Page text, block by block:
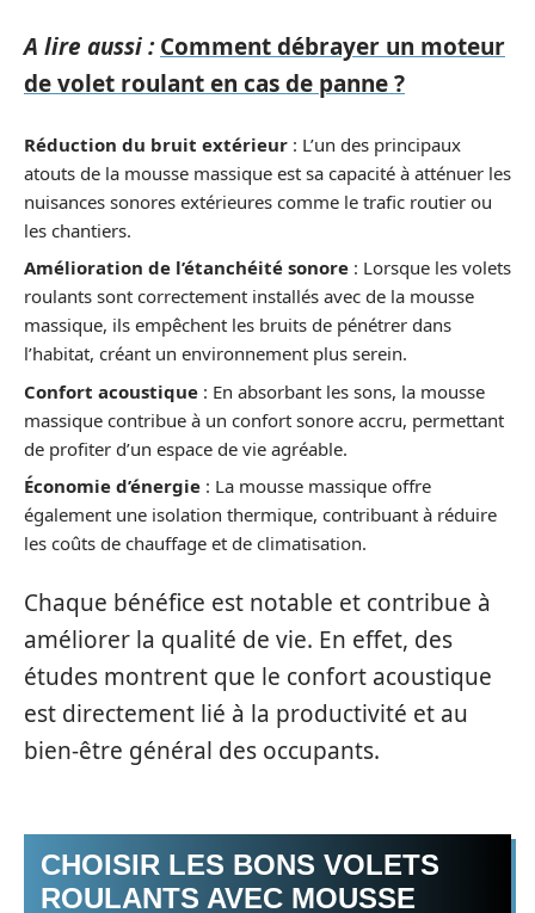
A lire aussi : Comment débrayer un moteur
de volet roulant en cas de panne ?
Réduction du bruit extérieur : L’un des principaux
atouts de la mousse massique est sa capacité à atténuer les
nuisances sonores extérieures comme le trafic routier ou
les chantiers.
Amélioration de l’étanchéité sonore : Lorsque les volets
roulants sont correctement installés avec de la mousse
massique, ils empêchent les bruits de pénétrer dans
l’habitat, créant un environnement plus serein.
Confort acoustique : En absorbant les sons, la mousse
massique contribue à un confort sonore accru, permettant
de profiter d’un espace de vie agréable.
Économie d’énergie : La mousse massique offre
également une isolation thermique, contribuant à réduire
les coûts de chauffage et de climatisation.
Chaque bénéfice est notable et contribue à
améliorer la qualité de vie. En effet, des
études montrent que le confort acoustique
est directement lié à la productivité et au
bien-être général des occupants.
CHOISIR LES BONS VOLETS
ROULANTS AVEC MOUSSE